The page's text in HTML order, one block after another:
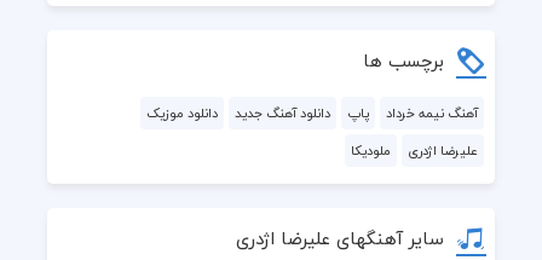
برچسب ها
آهنگ نیمه خرداد پاپ دانلود آهنگ جدید
دانلود موزیک
علیرضا اژدری
ملودیکا
سایر آهنگهای علیرضا اژدری